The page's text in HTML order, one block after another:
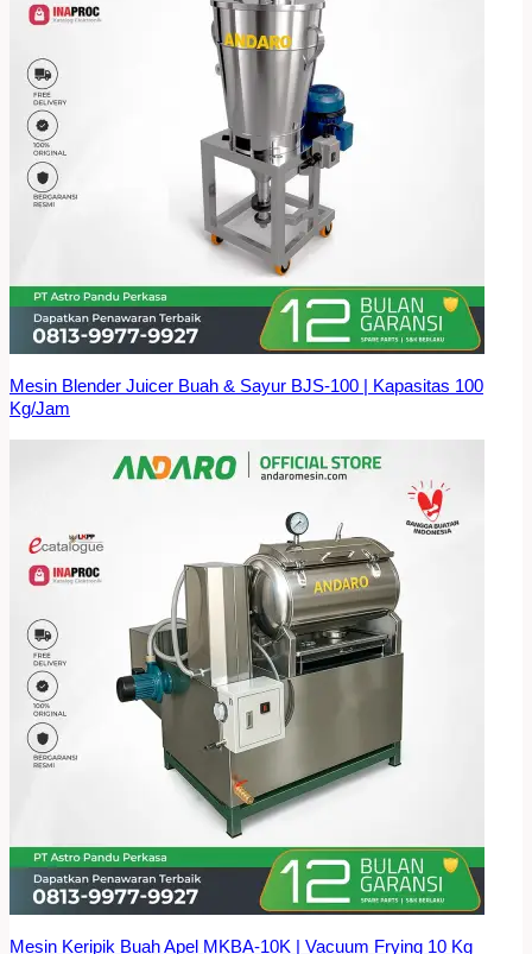
Mesin Blender Juicer Buah & Sayur BJS-100 | Kapasitas 100
Kg/Jam
Mesin Keripik Buah Apel MKBA-10K | Vacuum Frying 10 Kg